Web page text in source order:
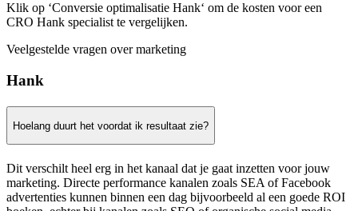
Klik op ‘Conversie optimalisatie Hank‘ om de kosten voor een
CRO Hank specialist te vergelijken.
Veelgestelde vragen over marketing
Hank
Hoelang duurt het voordat ik resultaat zie?
Dit verschilt heel erg in het kanaal dat je gaat inzetten voor jouw
marketing. Directe performance kanalen zoals SEA of Facebook
advertenties kunnen binnen een dag bijvoorbeeld al een goede ROI